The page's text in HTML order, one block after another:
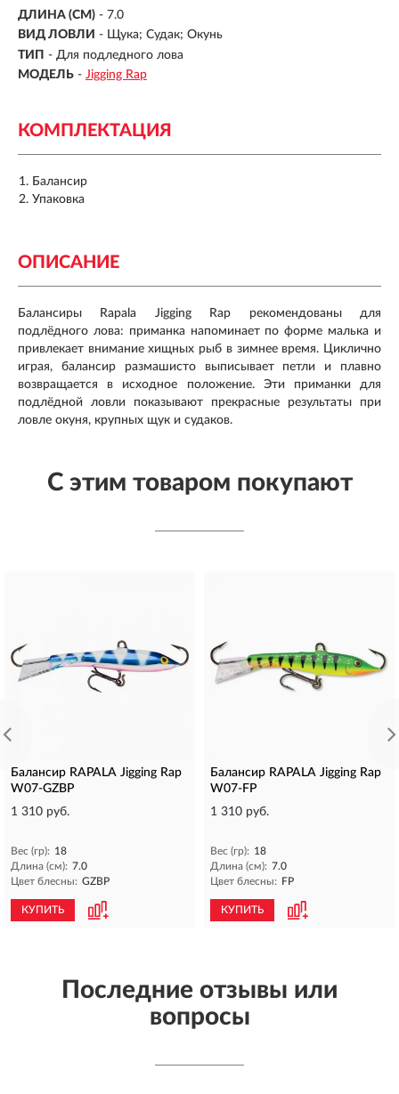
ДЛИНА (СМ) - 7.0
ВИД ЛОВЛИ - Щука; Судак; Окунь
ТИП - Для подледного лова
МОДЕЛЬ - Jigging Rap
КОМПЛЕКТАЦИЯ
Балансир
Упаковка
ОПИСАНИЕ
Балансиры Rapala Jigging Rap рекомендованы для
подлёдного лова: приманка напоминает по форме малька и
привлекает внимание хищных рыб в зимнее время. Циклично
играя, балансир размашисто выписывает петли и плавно
возвращается в исходное положение. Эти приманки для
подлёдной ловли показывают прекрасные результаты при
ловле окуня, крупных щук и судаков.
С этим товаром покупают
Балансир RAPALA Jigging Rap
W07-GZBP
1 310 руб.
Вес (гр): 18
Длина (см): 7.0
Цвет блесны: GZBP
КУПИТЬ
Балансир RAPALA Jigging Rap
W07-FP
1 310 руб.
Вес (гр): 18
Длина (см): 7.0
Цвет блесны: FP
КУПИТЬ
Последние отзывы или
вопросы